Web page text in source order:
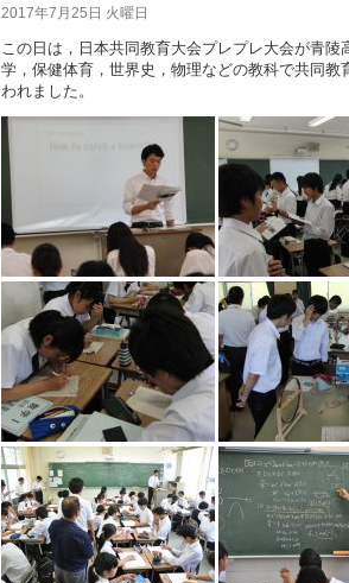
2017年7月25日 火曜日
この日は，日本共同教育大会プレプレ大会が青陵
学，保健体育，世界史，物理などの教科で共同教
われました。